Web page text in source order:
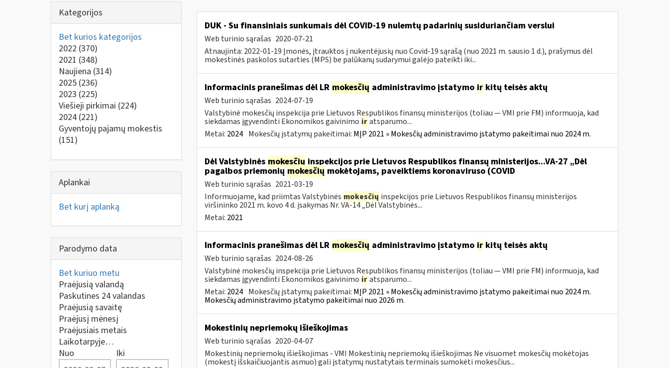
Kategorijos
Bet kurios kategorijos
2022 (370)
2021 (348)
Naujiena (314)
2025 (236)
2023 (225)
Viešieji pirkimai (224)
2024 (221)
Gyventojų pajamų mokestis
(151)
Aplankai
Bet kurį aplanką
Parodymo data
Bet kuriuo metu
Praėjusią valandą
Paskutines 24 valandas
Praėjusią savaitę
Praėjusį mėnesį
Praėjusiais metais
Laikotarpyje…
Nuo
Iki
DUK - Su finansiniais sunkumais dėl COVID-19 nulemtų padarinių susiduriančiam verslui
Web turinio sąrašas 2020-07-21
Atnaujinta: 2022-01-19 Įmonės, įtrauktos į nukentėjusių nuo Covid-19 sąrašą (nuo 2021 m. sausio 1 d.), prašymus dėl
mokestinės paskolos sutarties (MPS) be palūkanų sudarymui galėjo pateikti iki...
Informacinis pranešimas dėl LR mokesčių administravimo įstatymo irkitų teisės aktų
Web turinio sąrašas 2024-07-19
Valstybinė mokesčių inspekcija prie Lietuvos Respublikos finansų ministerijos (toliau — VMI prie FM) informuoja, kad
siekdamas įgyvendinti Ekonomikos gaivinimo ir atsparumo...
Metai: 2024 Mokesčių įstatymų pakeitimai: MĮP 2021 » Mokesčių administravimo įstatymo pakeitimai nuo 2024 m.
Dėl Valstybinės mokesčiųinspekcijos prie Lietuvos Respublikos finansų ministerijos...VA-27 „Dėl
pagalbos priemoniųmokesčių mokėtojams, paveiktiems koronaviruso (COVID
Web turinio sąrašas 2021-03-19
Informuojame, kad priimtas Valstybinės mokesčių inspekcijos prie Lietuvos Respublikos finansų ministerijos
viršininko 2021 m. kovo 4 d. įsakymas Nr. VA-14 „Dėl Valstybinės...
Metai: 2021
Informacinis pranešimas dėl LR mokesčių administravimo įstatymo irkitų teisės aktų
Web turinio sąrašas 2024-08-26
Valstybinė mokesčių inspekcija prie Lietuvos Respublikos finansų ministerijos (toliau — VMI prie FM) informuoja, kad
siekdamas įgyvendinti Ekonomikos gaivinimo ir atsparumo...
Metai: 2024 Mokesčių įstatymų pakeitimai: MĮP 2021 » Mokesčių administravimo įstatymo pakeitimai nuo 2024 m.
Mokesčių administravimo įstatymo pakeitimai nuo 2026 m.
Mokestinių nepriemokų išieškojimas
Web turinio sąrašas 2020-04-07
Mokestinių nepriemokų išieškojimas - VMI Mokestinių nepriemokų išieškojimas Ne visuomet mokesčių mokėtojas
(mokestį išskaičiuojantis asmuo) gali įstatymų nustatytais terminais sumokėti mokesčius...